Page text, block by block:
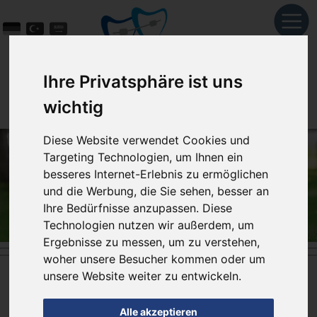
Ihre Privatsphäre ist uns
wichtig
Diese Website verwendet Cookies und
Targeting Technologien, um Ihnen ein
besseres Internet-Erlebnis zu ermöglichen
und die Werbung, die Sie sehen, besser an
Ihre Bedürfnisse anzupassen. Diese
Technologien nutzen wir außerdem, um
Ergebnisse zu messen, um zu verstehen,
woher unsere Besucher kommen oder um
unsere Website weiter zu entwickeln.
Alle akzeptieren
Sportmundschutz für Ihre Zähne